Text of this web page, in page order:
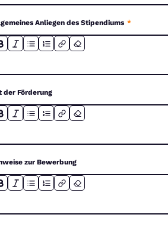
Anliegen des Stipendiums *
der Förderung
zur Bewerbung